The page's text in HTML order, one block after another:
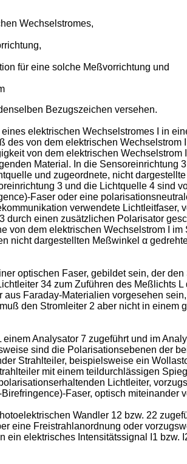
Wechselstromes,
für eine solche Meßvorrichtung und
Bezugszeichen versehen.
elektrischen Wechselstromes I in
von dem elektrischen
von dem elektrischen
Material. In die Sensoreinrichtung
und zugeordnete, nicht
3 und die Lichtquelle 4 sind
Faser oder eine
verwendete Lichtleitfaser,
einen zusätzlichen Polarisator
dem elektrischen Wechselstrom I
nicht dargestellten Meßwinkel α
optischen Faser, gebildet sein, der
34 zum Zuführen des Meßlichts
Faraday-Materialien vorgesehen
den Stromleiter 2 aber nicht in einem
Analysator 7 zugeführt und im
sind die Polarisationsebenen der
Strahlteiler, beispielsweise ein
mit einem teildurchlässigen
Lichtleiter,
Faser, optisch miteinander
Wandler 12 bzw. 22
eine Freistrahlanordnung oder
elektrisches Intensitätssignal I1 bzw.